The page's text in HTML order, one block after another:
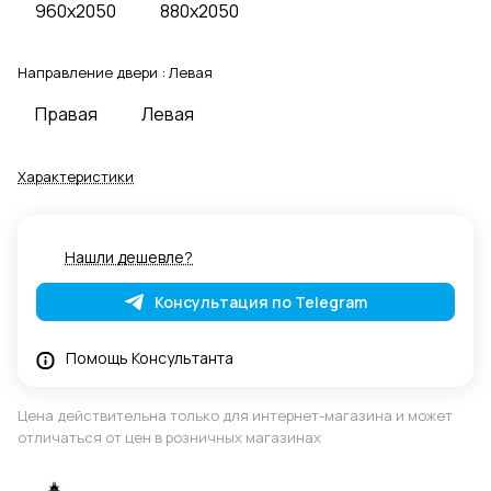
960x2050 880x2050
Направление двери : Левая
Правая Левая
Характеристики
Нашли дешевле?
Консультация по Telegram
Помощь Консультанта
Цена действительна только для интернет-магазина и может
отличаться от цен в розничных магазинах